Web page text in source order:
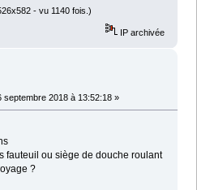
- vu 1140 fois.)
IP archivée
septembre 2018 à 13:52:18 »
fauteuil ou siège de douche roulant
?